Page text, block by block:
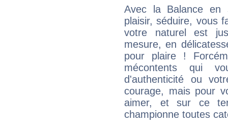
Avec la Balance en
plaisir, séduire, vous
votre naturel est
mesure, en
pour plaire !
mécontents qui
d'authenticité ou
courage, mais pour
aimer, et sur ce
championne toutes